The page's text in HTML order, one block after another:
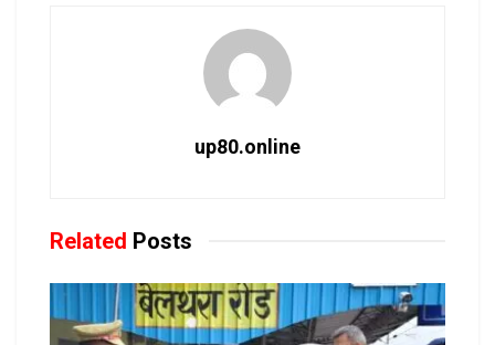
up80.online
Related Posts